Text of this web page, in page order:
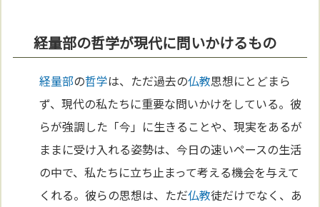
経量部の哲学が現代に問いかけるもの
経量部の哲学は、ただ過去の仏教思想にとどまら
ず、現代の私たちに重要な問いかけをしている。彼
らが強調した「今」に生きることや、現実をあるが
ままに受け入れる姿勢は、今日の速いペースの生活
の中で、私たちに立ち止まって考える機会を与えて
くれる。彼らの思想は、ただ仏教徒だけでなく、あ